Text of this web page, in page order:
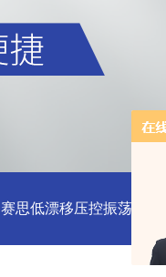
赛思低漂移压控振荡器